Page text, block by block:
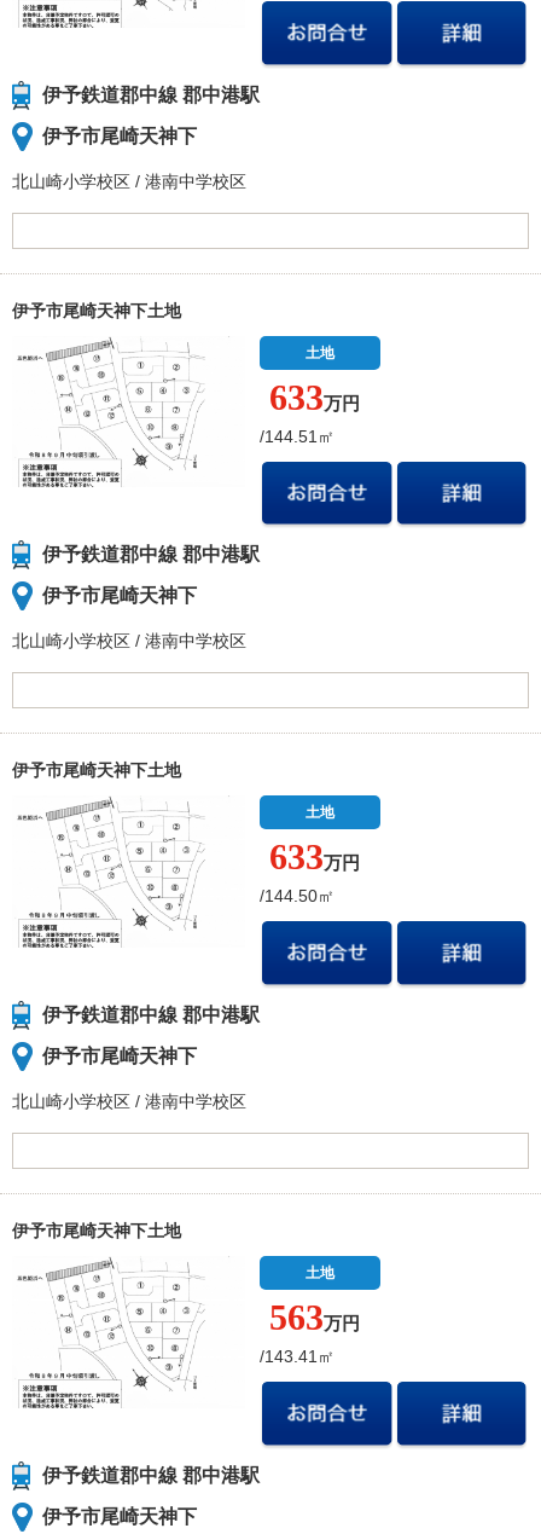
伊予鉄道郡中線 郡中港駅
伊予市尾崎天神下
北山崎小学校区 / 港南中学校区
伊予市尾崎天神下土地
土地
633万円
/144.51㎡
伊予鉄道郡中線 郡中港駅
伊予市尾崎天神下
北山崎小学校区 / 港南中学校区
伊予市尾崎天神下土地
土地
633万円
/144.50㎡
伊予鉄道郡中線 郡中港駅
伊予市尾崎天神下
北山崎小学校区 / 港南中学校区
伊予市尾崎天神下土地
土地
563万円
/143.41㎡
伊予鉄道郡中線 郡中港駅
伊予市尾崎天神下